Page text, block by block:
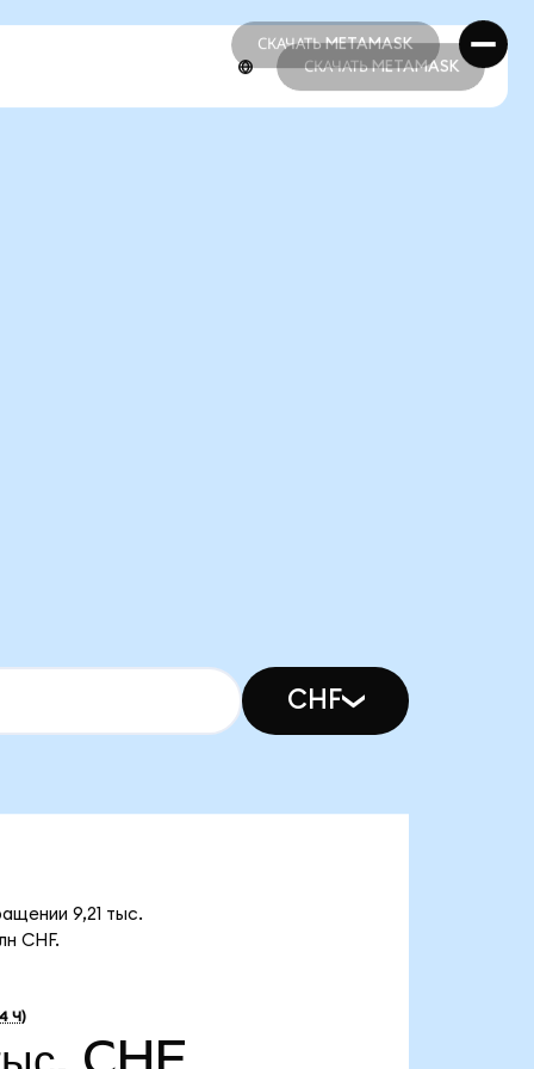
СКАЧАТЬ METAMASK
СКАЧАТЬ METAMASK
СКАЧАТЬ METAMASK
CHF
9,21 тыс.
CHF.
Ч)